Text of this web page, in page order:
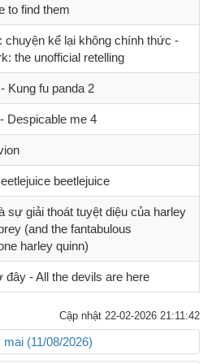
to find them
chuyện kể lại không chính thức -
the unofficial retelling
Kung fu panda 2
Despicable me 4
beetlejuice
sự giải thoát tuyệt diệu của harley
(and the fantabulous
harley quinn)
đây - All the devils are here
Cập nhật 22-02-2026 21:11:42
(11/08/2026)